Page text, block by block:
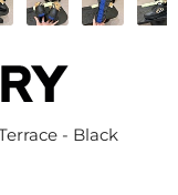
- Black